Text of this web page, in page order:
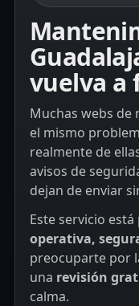
vuelva a
Muchas webs de
el mismo
realmente de
avisos de
dejan de enviar
Este servicio
operativa,
preocuparte por
una revisión
calma.